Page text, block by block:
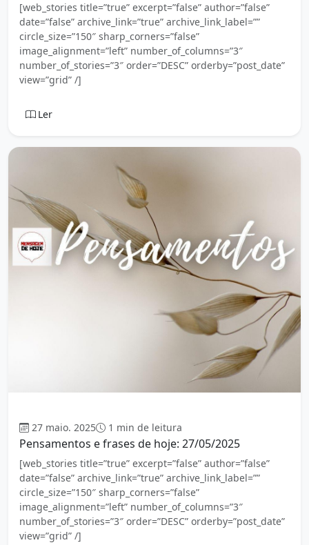
[web_stories title=”true” excerpt=”false” author=”false”
date=”false” archive_link=”true” archive_link_label=””
circle_size=”150″ sharp_corners=”false”
image_alignment=”left” number_of_columns=”3″
number_of_stories=”3″ order=”DESC” orderby=”post_date”
view=”grid” /]
Ler
27 maio. 2025 1 min de leitura
Pensamentos e frases de hoje: 27/05/2025
[web_stories title=”true” excerpt=”false” author=”false”
date=”false” archive_link=”true” archive_link_label=””
circle_size=”150″ sharp_corners=”false”
image_alignment=”left” number_of_columns=”3″
number_of_stories=”3″ order=”DESC” orderby=”post_date”
view=”grid” /]